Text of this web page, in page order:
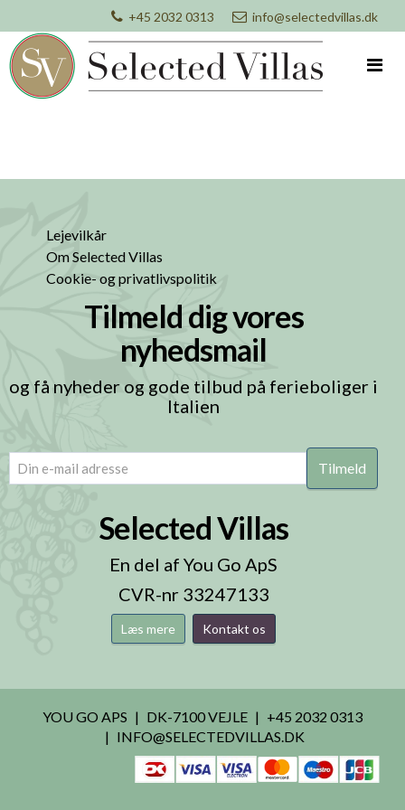
+45 2032 0313 info@selectedvillas.dk
Lejevilkår
Om Selected Villas
Cookie- og privatlivspolitik
Tilmeld dig vores
nyhedsmail
og få nyheder og gode tilbud på ferieboliger i
Italien
(Påkrævet)
Selected Villas
En del af You Go ApS
CVR-nr 33247133
Læs mere Kontakt os
YOU GO APS DK-7100 VEJLE
+45 2032 0313
INFO@SELECTEDVILLAS.DK